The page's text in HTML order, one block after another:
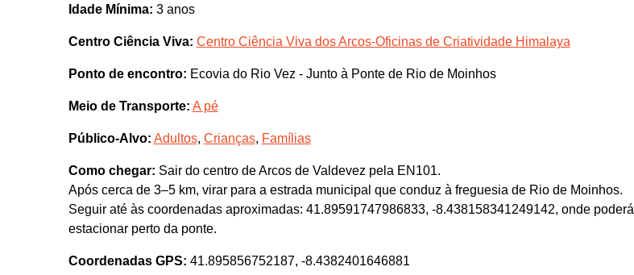
Idade Mínima: 3 anos
Centro Ciência Viva: Centro Ciência Viva dos Arcos-Oficinas de Criatividade Himalaya
Ponto de encontro: Ecovia do Rio Vez - Junto à Ponte de Rio de Moinhos
Meio de Transporte: A pé
Público-Alvo: Adultos, Crianças, Famílias
Como chegar: Sair do centro de Arcos de Valdevez pela EN101.
Após cerca de 3–5 km, virar para a estrada municipal que conduz à freguesia de Rio de Moinhos.
Seguir até às coordenadas aproximadas: 41.89591747986833, -8.438158341249142, onde poderá
estacionar perto da ponte.
Coordenadas GPS: 41.895856752187, -8.4382401646881